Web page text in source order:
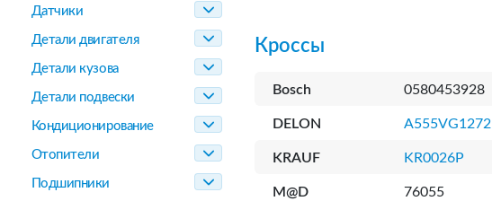
Датчики
Детали двигателя
Детали кузова
Детали подвески
Кондиционирование
Отопители
Подшипники
Кроссы
Bosch 0580453928
DELON A555VG1272
KRAUF KR0026P
M@D 76055